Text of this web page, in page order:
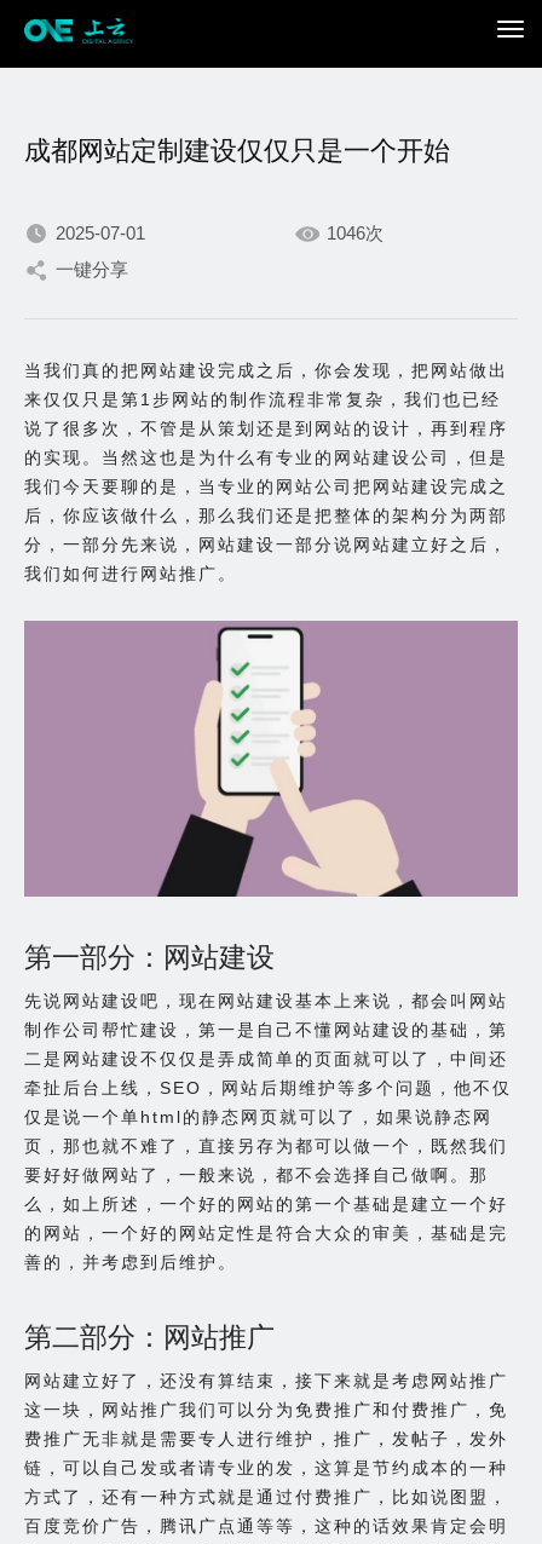
只为在数字世界打造更加
出色的你。
成都网站定制建设仅仅只是一个开始
2025-07-01
1046次
一键分享
当我们真的把网站建设完成之后，你会发现，把网站做出
来仅仅只是第1步网站的制作流程非常复杂，我们也已经
说了很多次，不管是从策划还是到网站的设计，再到程序
的实现。当然这也是为什么有专业的网站建设公司，但是
我们今天要聊的是，当专业的网站公司把网站建设完成之
后，你应该做什么，那么我们还是把整体的架构分为两部
分，一部分先来说，网站建设一部分说网站建立好之后，
我们如何进行网站推广。
第一部分：网站建设
先说网站建设吧，现在网站建设基本上来说，都会叫网站
制作公司帮忙建设，第一是自己不懂网站建设的基础，第
二是网站建设不仅仅是弄成简单的页面就可以了，中间还
牵扯后台上线，SEO，网站后期维护等多个问题，他不仅
仅是说一个单html的静态网页就可以了，如果说静态网
页，那也就不难了，直接另存为都可以做一个，既然我们
要好好做网站了，一般来说，都不会选择自己做啊。那
么，如上所述，一个好的网站的第一个基础是建立一个好
的网站，一个好的网站定性是符合大众的审美，基础是完
善的，并考虑到后维护。
第二部分：网站推广
网站建立好了，还没有算结束，接下来就是考虑网站推广
这一块，网站推广我们可以分为免费推广和付费推广，免
费推广无非就是需要专人进行维护，推广，发帖子，发外
链，可以自己发或者请专业的发，这算是节约成本的一种
方式了，还有一种方式就是通过付费推广，比如说图盟，
百度竞价广告，腾讯广点通等等，这种的话效果肯定会明